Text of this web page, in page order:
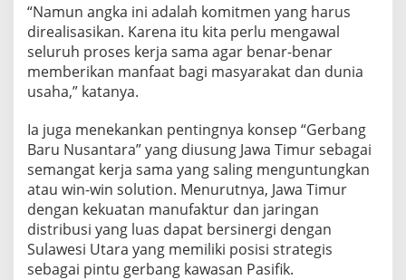
“Namun angka ini adalah komitmen yang harus
direalisasikan. Karena itu kita perlu mengawal
seluruh proses kerja sama agar benar-benar
memberikan manfaat bagi masyarakat dan dunia
usaha,” katanya.
Ia juga menekankan pentingnya konsep “Gerbang
Baru Nusantara” yang diusung Jawa Timur sebagai
semangat kerja sama yang saling menguntungkan
atau win-win solution. Menurutnya, Jawa Timur
dengan kekuatan manufaktur dan jaringan
distribusi yang luas dapat bersinergi dengan
Sulawesi Utara yang memiliki posisi strategis
sebagai pintu gerbang kawasan Pasifik.